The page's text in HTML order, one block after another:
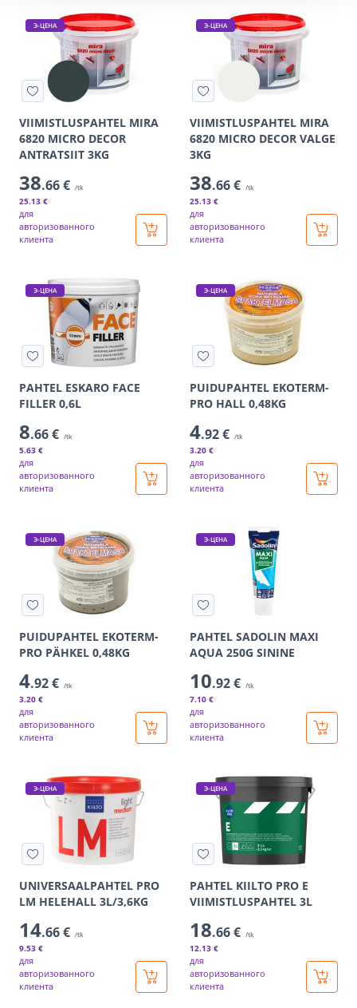
Э-ЦЕНА
VIIMISTLUSPAHTEL MIRA
6820 MICRO DECOR
ANTRATSIIT 3KG
38.66 € /tk
25.13 €
для
авторизованного
клиента
Э-ЦЕНА
VIIMISTLUSPAHTEL MIRA
6820 MICRO DECOR VALGE
3KG
38.66 € /tk
25.13 €
для
авторизованного
клиента
Э-ЦЕНА
PAHTEL ESKARO FACE
FILLER 0,6L
8.66 € /tk
5.63 €
для
авторизованного
клиента
Э-ЦЕНА
PUIDUPAHTEL EKOTERM-
PRO HALL 0,48KG
4.92 € /tk
3.20 €
для
авторизованного
клиента
Э-ЦЕНА
PUIDUPAHTEL EKOTERM-
PRO PÄHKEL 0,48KG
4.92 € /tk
3.20 €
для
авторизованного
клиента
Э-ЦЕНА
PAHTEL SADOLIN MAXI
AQUA 250G SININE
10.92 € /tk
7.10 €
для
авторизованного
клиента
Э-ЦЕНА
UNIVERSAALPAHTEL PRO
LM HELEHALL 3L/3,6KG
14.66 € /tk
9.53 €
для
авторизованного
клиента
Э-ЦЕНА
PAHTEL KIILTO PRO E
VIIMISTLUSPAHTEL 3L
18.66 € /tk
12.13 €
для
авторизованного
клиента